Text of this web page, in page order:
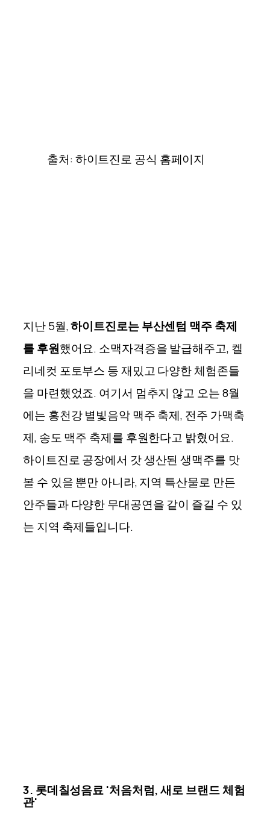
출처: 하이트진로 공식 홈페이지
지난 5월,하이트진로는 부산센텀 맥주 축제
를 후원했어요. 소맥자격증을 발급해주고, 켈
리네컷 포토부스 등 재밌고 다양한 체험존들
을 마련했었죠. 여기서 멈추지 않고 오는 8월
에는 홍천강 별빛음악 맥주 축제, 전주 가맥축
제, 송도 맥주 축제를 후원한다고 밝혔어요.
하이트진로 공장에서 갓 생산된 생맥주를 맛
볼 수 있을 뿐만 아니라, 지역 특산물로 만든
안주들과 다양한 무대공연을 같이 즐길 수 있
는 지역 축제들입니다.
3. 롯데칠성음료 '처음처럼, 새로 브랜드 체험
관'